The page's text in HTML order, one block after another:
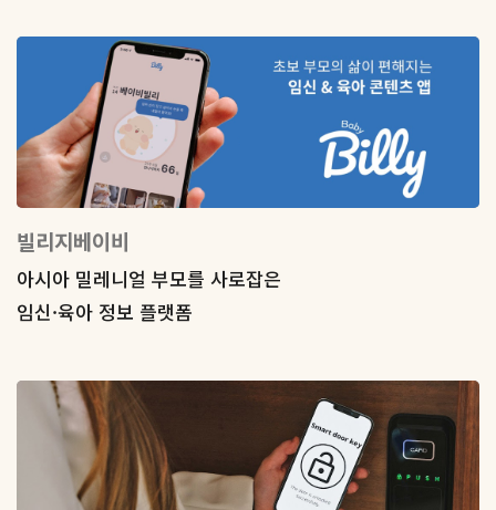
빌리지베이비
아시아 밀레니얼 부모를 사로잡은
임신·육아 정보 플랫폼